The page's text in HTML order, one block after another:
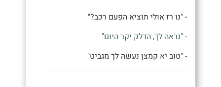
- "נו רז אולי תוציא הפעם רכב?"
- "נראה לך, הדלק יקר היום"
- "טוב יא קמצן נעשה לך מגביט"